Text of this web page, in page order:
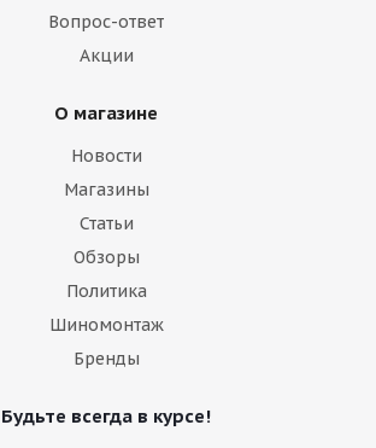
Вопрос-ответ
Акции
О магазине
Новости
Магазины
Статьи
Обзоры
Политика
Шиномонтаж
Бренды
Будьте всегда в курсе!